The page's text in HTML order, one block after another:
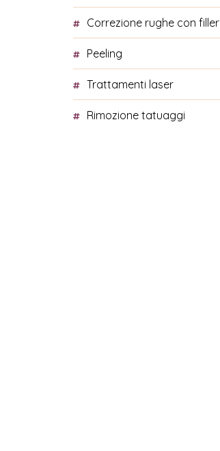
correzione rughe con filler
peeling
trattamenti laser
rimozione tatuaggi